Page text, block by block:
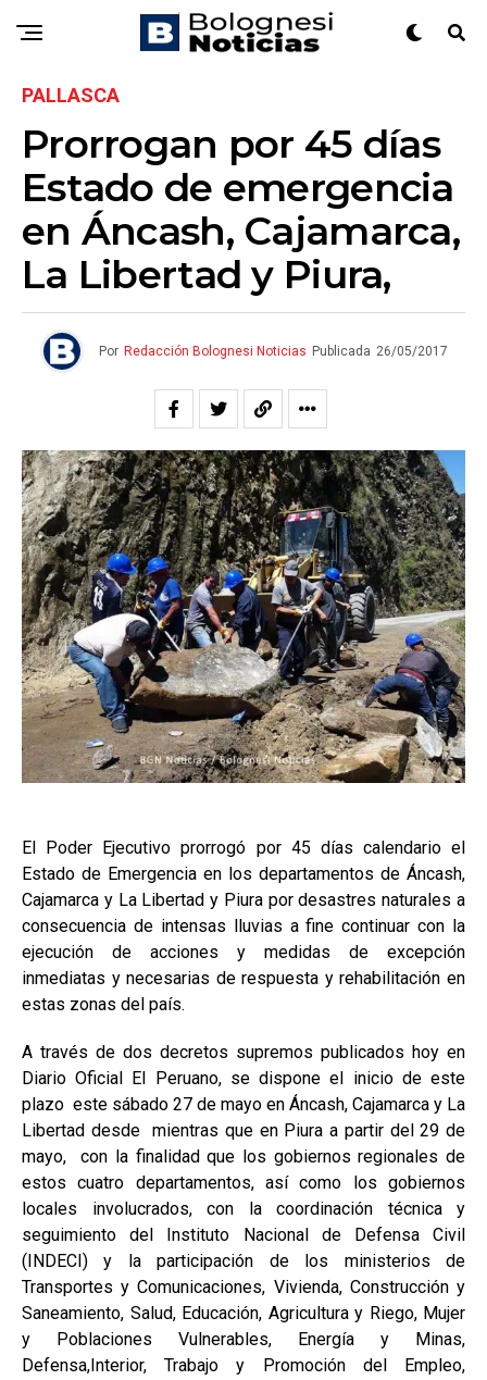
PALLASCA
Prorrogan por 45 días
Estado de emergencia
en Áncash, Cajamarca,
La Libertad y Piura,
Por Redacción Bolognesi Noticias Publicada 26/05/2017
El Poder Ejecutivo prorrogó por 45 días calendario el
Estado de Emergencia en los departamentos de Áncash,
Cajamarca y La Libertad y Piura por desastres naturales a
consecuencia de intensas lluvias a fine continuar con la
ejecución de acciones y medidas de excepción
inmediatas y necesarias de respuesta y rehabilitación en
estas zonas del país.
A través de dos decretos supremos publicados hoy en
Diario Oficial El Peruano, se dispone el inicio de este
plazo este sábado 27 de mayo en Áncash, Cajamarca y La
Libertad desde mientras que en Piura a partir del 29 de
mayo, con la finalidad que los gobiernos regionales de
estos cuatro departamentos, así como los gobiernos
locales involucrados, con la coordinación técnica y
seguimiento del Instituto Nacional de Defensa Civil
(INDECI) y la participación de los ministerios de
Transportes y Comunicaciones, Vivienda, Construcción y
Saneamiento, Salud, Educación, Agricultura y Riego, Mujer
y Poblaciones Vulnerables, Energía y Minas,
Defensa,Interior, Trabajo y Promoción del Empleo,